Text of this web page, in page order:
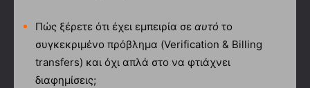
Πώς ξέρετε ότι έχει εμπειρία σε αυτό το
συγκεκριμένο πρόβλημα (Verification & Billing
transfers) και όχι απλά στο να φτιάχνει
διαφημίσεις;